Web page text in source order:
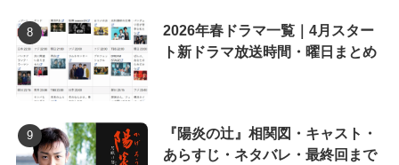
2026年春ドラマ一覧｜4月スター
ト新ドラマ放送時間・曜日まとめ
『陽炎の辻』相関図・キャスト・
あらすじ・ネタバレ・最終回まで